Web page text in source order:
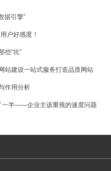
据引擎”
户好感度！
些“坑”
站建设一站式服务打造品质网站
作用分析
一半——企业主该重视的速度问题